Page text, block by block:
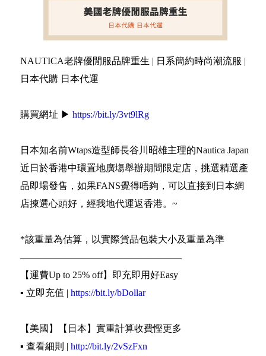
NAUTICA老牌優閒服品牌重生 | 日系簡約時尚潮流服 |
日本代購 日本代運
購買網址 ▶ https://bit.ly/3vt9lRg
日本知名前Wtaps造型師長谷川昭雄主理的Nautica Japan
近日於香港中環置地廣塲舉辦期間限定店，挑選精選產
品即場發售，如果FANS覺得唔夠，可以直接到日本網
店揀選心頭好，經我地代運返香港。~
*該重量為估算，以實際貨品包裝大小及重量為準
—————————————————
【運費Up to 25% off】即充即用好Easy
▪️ 立即充值 | https://bit.ly/bDollar
【美國】【日本】實重計算收費慳更多
▪️ 查看細則 | http://bit.ly/2vSzFxn